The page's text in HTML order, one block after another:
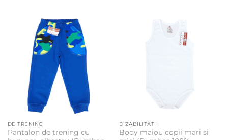
până
la
35,00 lei
DE TRENING
Pantalon de trening cu
DIZABILITATI
Body maiou copii mari si